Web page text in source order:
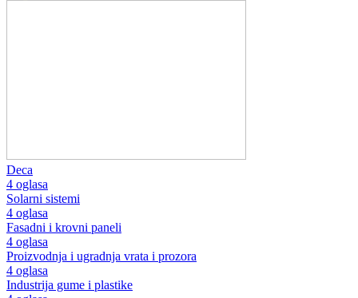
Deca
4 oglasa
Solarni sistemi
4 oglasa
Fasadni i krovni paneli
4 oglasa
Proizvodnja i ugradnja vrata i prozora
4 oglasa
Industrija gume i plastike